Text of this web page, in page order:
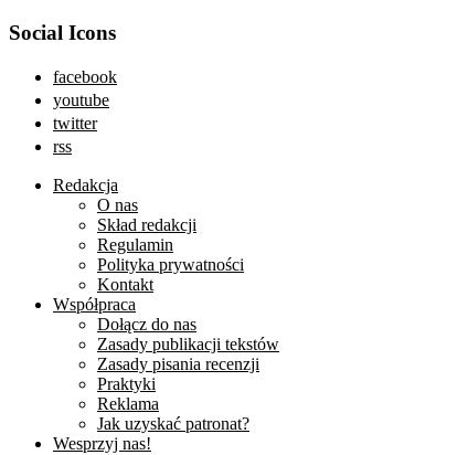
Social Icons
facebook
youtube
twitter
rss
Redakcja
O nas
Skład redakcji
Regulamin
Polityka prywatności
Kontakt
Współpraca
Dołącz do nas
Zasady publikacji tekstów
Zasady pisania recenzji
Praktyki
Reklama
Jak uzyskać patronat?
Wesprzyj nas!